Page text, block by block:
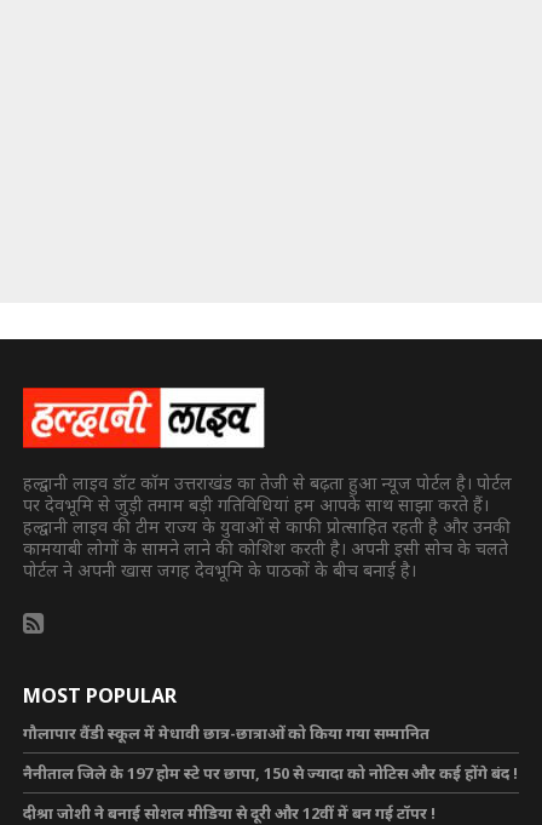
हल्द्वानी लाइव डॉट कॉम उत्तराखंड का तेजी से बढ़ता हुआ न्यूज पोर्टल है। पोर्टल
पर देवभूमि से जुड़ी तमाम बड़ी गतिविधियां हम आपके साथ साझा करते हैं।
हल्द्वानी लाइव की टीम राज्य के युवाओं से काफी प्रोत्साहित रहती है और उनकी
कामयाबी लोगों के सामने लाने की कोशिश करती है। अपनी इसी सोच के चलते
पोर्टल ने अपनी खास जगह देवभूमि के पाठकों के बीच बनाई है।
MOST POPULAR
गौलापार वैंडी स्कूल में मेधावी छात्र-छात्राओं को किया गया सम्मानित
नैनीताल जिले के 197 होम स्टे पर छापा, 150 से ज्यादा को नोटिस और कई होंगे बंद !
दीश्रा जोशी ने बनाई सोशल मीडिया से दूरी और 12वीं में बन गई टॉपर !